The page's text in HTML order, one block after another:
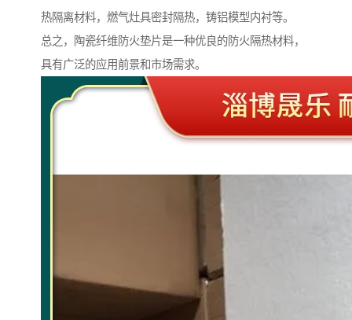
热隔离材料，燃气灶具密封隔热，铸铝模型内衬等。
总之，陶瓷纤维防火垫片是一种优良的防火隔热材料，
具有广泛的应用前景和市场需求。